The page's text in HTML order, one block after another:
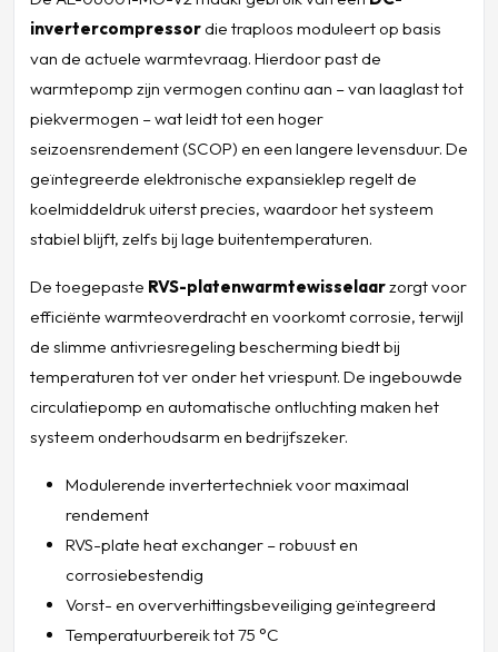
invertercompressordie traploos moduleert op basis
van de actuele warmtevraag. Hierdoor past de
warmtepomp zijn vermogen continu aan – van laaglast tot
piekvermogen – wat leidt tot een hoger
seizoensrendement (SCOP) en een langere levensduur. De
geïntegreerde elektronische expansieklep regelt de
koelmiddeldruk uiterst precies, waardoor het systeem
stabiel blijft, zelfs bij lage buitentemperaturen.
De toegepaste RVS-platenwarmtewisselaarzorgt voor
efficiënte warmteoverdracht en voorkomt corrosie, terwijl
de slimme antivriesregeling bescherming biedt bij
temperaturen tot ver onder het vriespunt. De ingebouwde
circulatiepomp en automatische ontluchting maken het
systeem onderhoudsarm en bedrijfszeker.
Modulerende invertertechniek voor maximaal
rendement
RVS-plate heat exchanger – robuust en
corrosiebestendig
Vorst- en oververhittingsbeveiliging geïntegreerd
Temperatuurbereik tot 75 °C